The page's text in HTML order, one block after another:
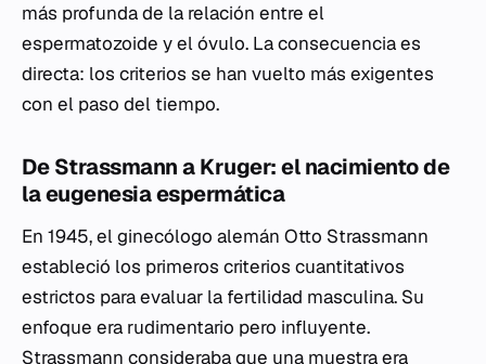
más profunda de la relación entre el
espermatozoide y el óvulo. La consecuencia es
directa: los criterios se han vuelto más exigentes
con el paso del tiempo.
De Strassmann a Kruger: el nacimiento de
la eugenesia espermática
En 1945, el ginecólogo alemán Otto Strassmann
estableció los primeros criterios cuantitativos
estrictos para evaluar la fertilidad masculina. Su
enfoque era rudimentario pero influyente.
Strassmann consideraba que una muestra era